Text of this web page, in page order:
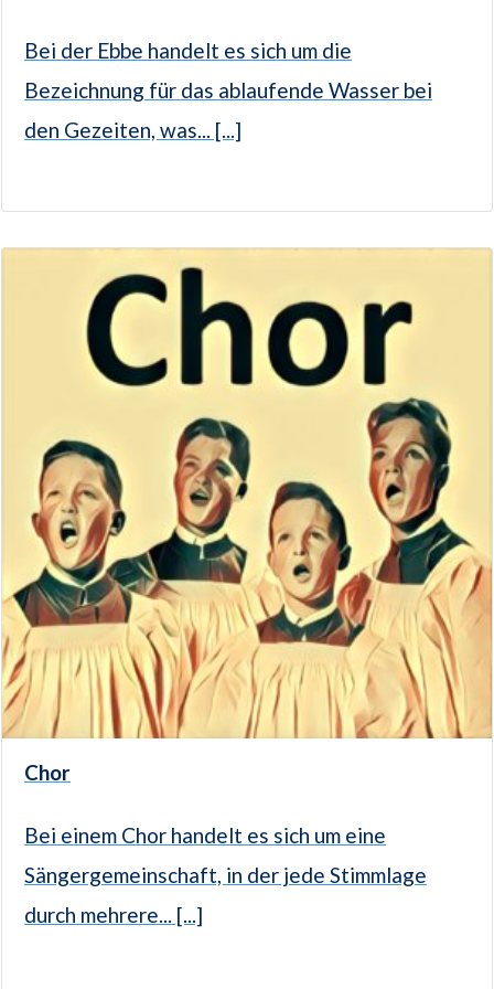
Bei der Ebbe handelt es sich um die
Bezeichnung für das ablaufende Wasser bei
den Gezeiten, was... [...]
Chor
Bei einem Chor handelt es sich um eine
Sängergemeinschaft, in der jede Stimmlage
durch mehrere... [...]